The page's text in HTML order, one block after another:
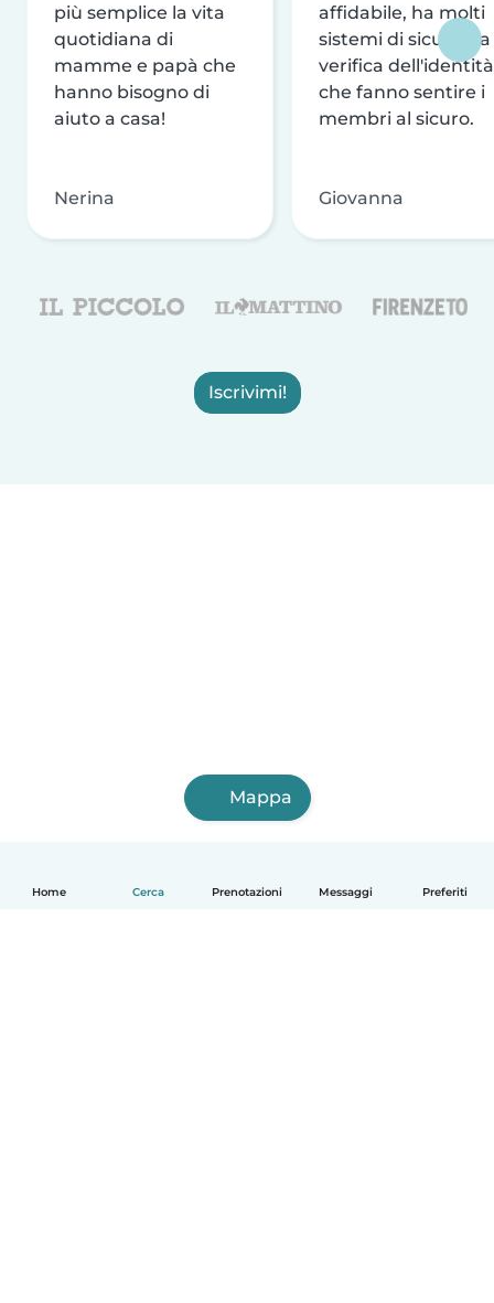
Home Cerca Prenotazioni Messaggi Preferiti
più semplice la vita
quotidiana di
mamme e papà che
hanno bisogno di
aiuto a casa!
Nerina
affidabile, ha molti
sistemi di sicurezza
verifica dell'identità
che fanno sentire i
membri al sicuro.
Giovanna
Iscrivimi!
Mappa